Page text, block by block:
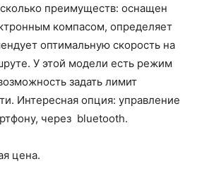
преимуществ: оснащен
компасом, определяет
оптимальную скорость на
У этой модели есть режим
задать лимит
Интересная опция: управление
через bluetooth.
цена.